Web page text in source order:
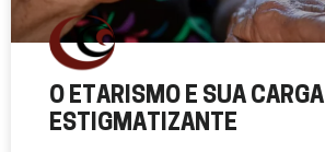
O ETARISMO E SUA CARGA
ESTIGMATIZANTE